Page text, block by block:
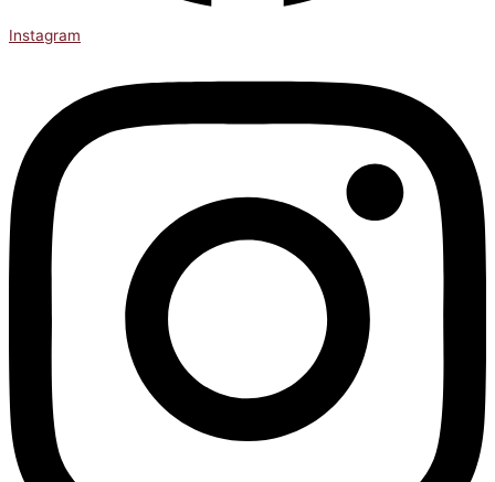
Instagram